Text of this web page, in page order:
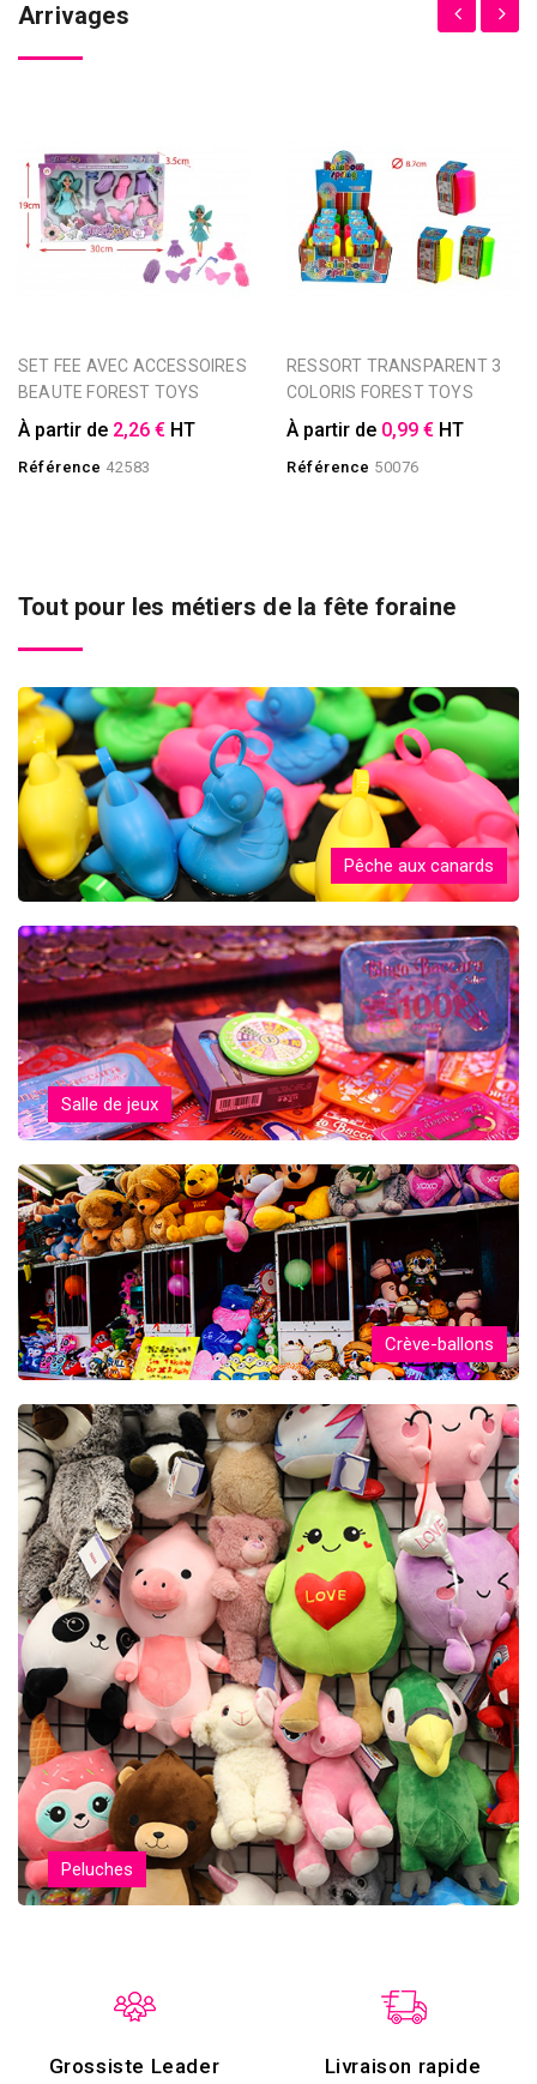
Arrivages
SET FEE AVEC ACCESSOIRES
BEAUTE FOREST TOYS
À partir de 2,26 € HT
Référence 42583
RESSORT TRANSPARENT 3
COLORIS FOREST TOYS
À partir de 0,99 € HT
Référence 50076
Tout pour les métiers de la fête foraine
Pêche aux canards
Salle de jeux
Crève-ballons
Peluches
Grossiste Leader Livraison rapide